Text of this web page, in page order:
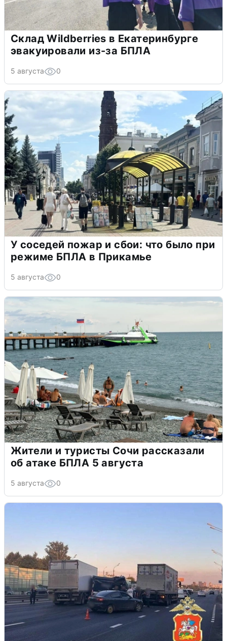
Склад Wildberries в Екатеринбурге
эвакуировали из-за БПЛА
5 августа 0
У соседей пожар и сбои: что было при
режиме БПЛА в Прикамье
5 августа 0
Жители и туристы Сочи рассказали
об атаке БПЛА 5 августа
5 августа 0